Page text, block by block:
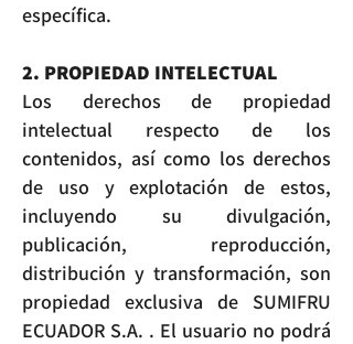
específica.
2. PROPIEDAD INTELECTUAL
Los derechos de propiedad
intelectual respecto de los
contenidos, así como los derechos
de uso y explotación de estos,
incluyendo su divulgación,
publicación, reproducción,
distribución y transformación, son
propiedad exclusiva de SUMIFRU
ECUADOR S.A. . El usuario no podrá